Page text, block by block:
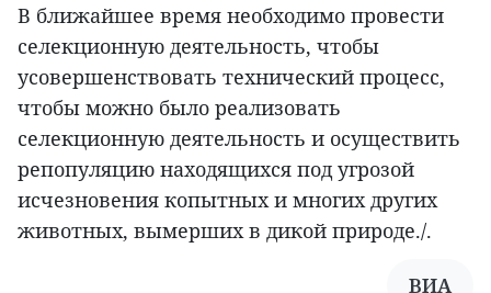
В ближайшее время необходимо провести
селекционную деятельность, чтобы
усовершенствовать технический процесс,
чтобы можно было реализовать
селекционную деятельность и осуществить
репопуляцию находящихся под угрозой
исчезновения копытных и многих других
животных, вымерших в дикой природе./.
ВИА